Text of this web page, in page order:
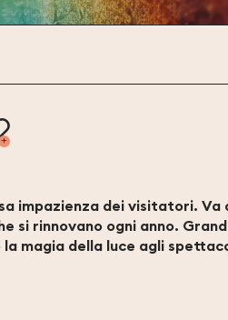
impazienza dei visitatori. Va
si rinnovano ogni anno.
magia della luce agli